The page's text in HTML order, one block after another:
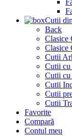
Cutii
Back
Cutii
Cutii cu
Cutii cu
Cutii
Cutii
Cutii
Favorite
Compară
Contul meu